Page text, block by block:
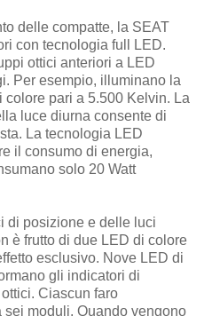
delle compatte, la SEAT
con tecnologia full LED.
ottici anteriori a LED
Per esempio, illuminano la
colore pari a 5.500 Kelvin. La
luce diurna consente di
La tecnologia LED
il consumo di energia,
solo 20 Watt
di posizione e delle luci
è frutto di due LED di colore
esclusivo. Nove LED di
gli indicatori di
Ciascun faro
moduli. Quando vengono